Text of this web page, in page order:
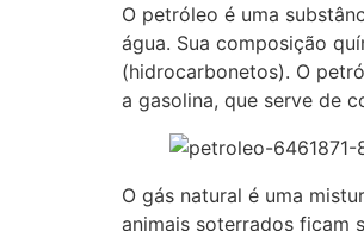
O petróleo é uma
água. Sua composição
(hidrocarbonetos). O
a gasolina, que serve de
O gás natural é uma
animais soterrados ficam